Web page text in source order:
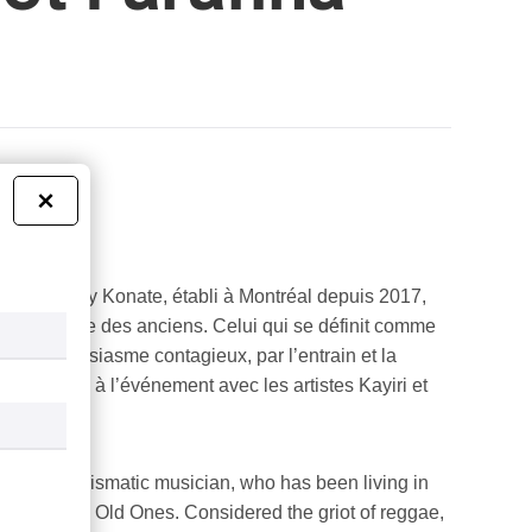
Kabey Konate, établi à Montréal depuis 2017,
sagesse des anciens. Celui qui se définit comme
enthousiasme contagieux, par l’entrain et la
à l’événement avec les artistes Kayiri et
this charismatic musician, who has been living in
of the Old Ones. Considered the griot of reggae,
×